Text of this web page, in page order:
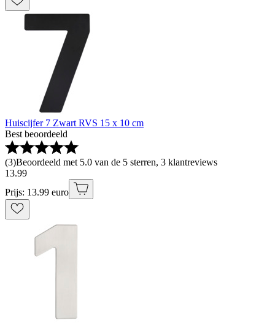
Huiscijfer 7 Zwart RVS 15 x 10 cm
Best beoordeeld
(3)Beoordeeld met 5.0 van de 5 sterren, 3 klantreviews
13.99
Prijs: 13.99 euro